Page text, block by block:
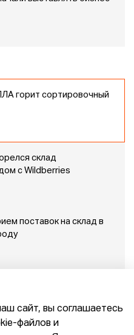
горит сортировочный
склад
с Wildberries
поставок на склад в
сайт, вы соглашаетесь
файлов и